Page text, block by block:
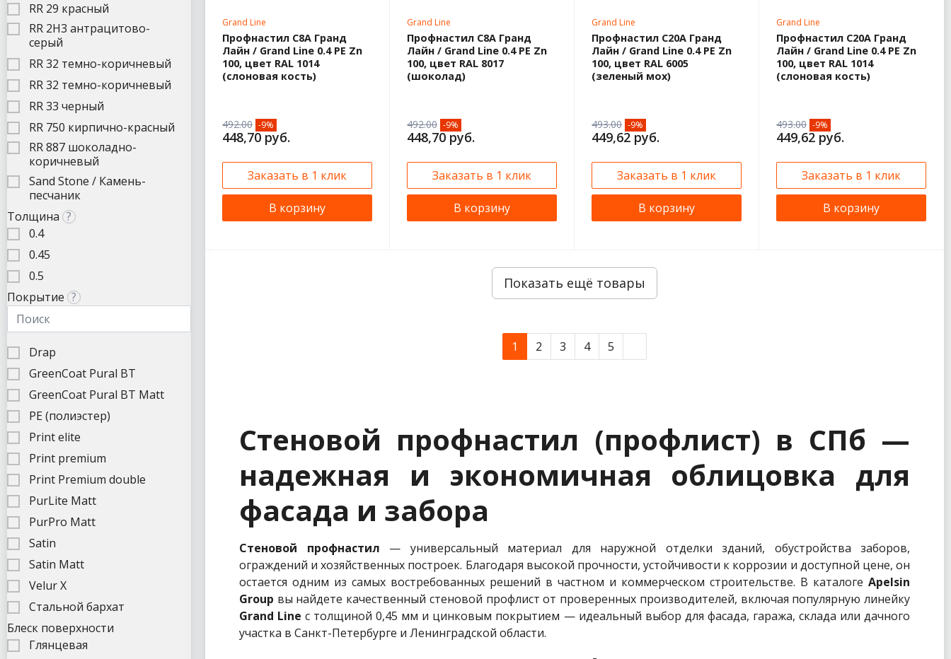
Grand Line
Профнастил С8A Гранд
Лайн / Grand Line 0.4 PE Zn
100, цвет RAL 1014
(слоновая кость)
492.00 -9%
448,70 руб.
Заказать в 1 клик
В корзину
Grand Line
Профнастил С8A Гранд
Лайн / Grand Line 0.4 PE Zn
100, цвет RAL 8017
(шоколад)
492.00 -9%
448,70 руб.
Заказать в 1 клик
В корзину
Grand Line
Профнастил С20А Гранд
Лайн / Grand Line 0.4 PE Zn
100, цвет RAL 6005
(зеленый мох)
493.00 -9%
449,62 руб.
Заказать в 1 клик
В корзину
Grand Line
Профнастил С20А Гранд
Лайн / Grand Line 0.4 PE Zn
100, цвет RAL 1014
(слоновая кость)
493.00 -9%
449,62 руб.
Заказать в 1 клик
В корзину
Показать ещё товары
1 2 3 4 5
Стеновой профнастил (профлист) в СПб —
надежная и экономичная облицовка для
фасада и забора
Стеновой профнастил — универсальный материал для наружной отделки зданий, обустройства заборов,
ограждений и хозяйственных построек. Благодаря высокой прочности, устойчивости к коррозии и доступной цене, он
остается одним из самых востребованных решений в частном и коммерческом строительстве. В каталоге Apelsin
Group вы найдете качественный стеновой профлист от проверенных производителей, включая популярную линейку
Grand Line с толщиной 0,45 мм и цинковым покрытием — идеальный выбор для фасада, гаража, склада или дачного
участка в Санкт-Петербурге и Ленинградской области.
RR 29 красный
RR 2H3 антрацитово-
серый
RR 32 темно-коричневый
RR 32 темно-коричневый
RR 33 черный
RR 750 кирпично-красный
RR 887 шоколадно-
коричневый
Sand Stone / Камень-
песчаник
Толщина ?
0.4
0.45
0.5
Покрытие ?
Drap
GreenCoat Pural BT
GreenCoat Pural BT Matt
PE (полиэстер)
Print elite
Print premium
Print Premium double
PurLite Matt
PurPro Matt
Satin
Satin Matt
Velur X
Стальной бархат
Блеск поверхности
Глянцевая